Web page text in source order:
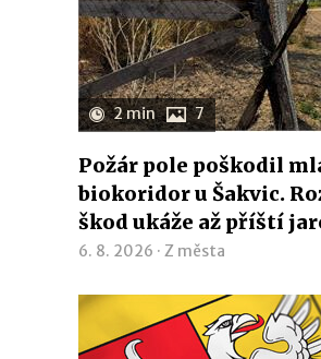
2 min 7
Požár pole poškodil
biokoridor u Šakvic.
škod ukáže až příští
6. 8. 2026 · Z města